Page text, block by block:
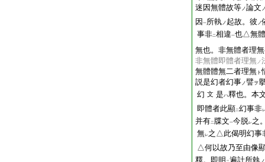
迷因無體故等ノ論文
因 一所執ノ 起故。彼 ノ
事非二相違一也△無
無也。非無體者理無
非無體即體者理無 ノ
無體體無二者理無 ト
説是幻者幻事ノ譬ヲ
幻 文 是ハ釋也。本
即體者此顯二幻事非レ
并有二牒文一今脱レ之
無レ之△此偈明幻事
△何以故乃至由像
釋。即明 遍計所執